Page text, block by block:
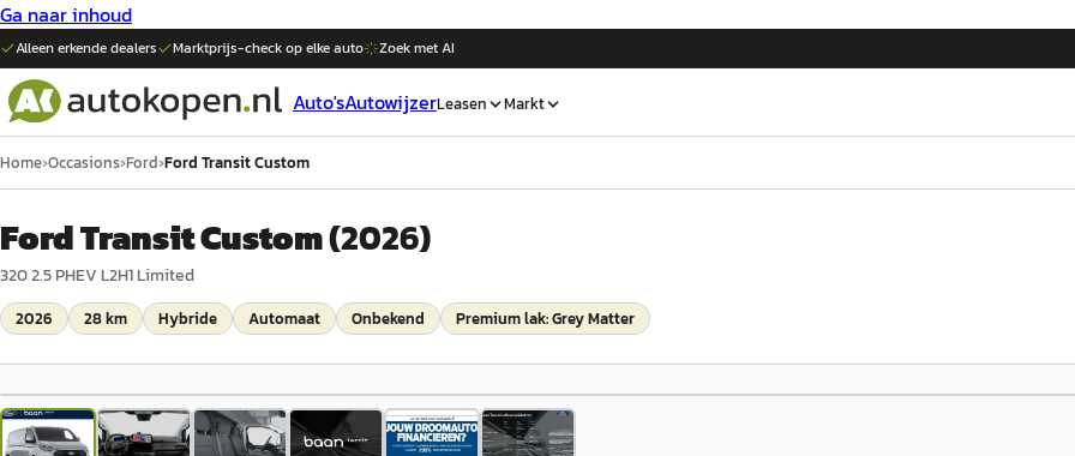
Ga naar inhoud
Alleen erkende dealers Marktprijs-check op elkeauto Zoek met AI
Auto'sAutowijzerLeasen Markt
Home›Occasions›Ford›Ford Transit Custom
Ford Transit Custom(2026)
320 2.5 PHEV L2H1 Limited
2026 28 km Hybride Automaat Onbekend Premium lak: Grey Matter